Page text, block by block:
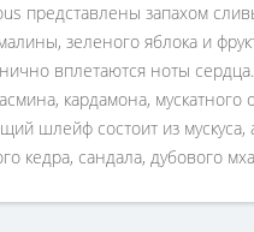
представлены запахом
зеленого яблока и
вплетаются ноты
кардамона, мускатного
шлейф состоит из мускуса,
кедра, сандала, дубового